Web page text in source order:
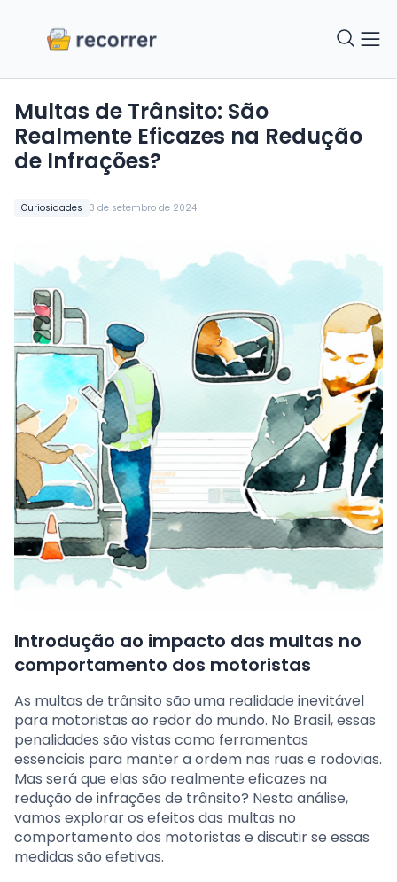
Curiosidades 3 de setembro de 2024
Multas de Trânsito: São
Realmente Eficazes na Redução
de Infrações?
Introdução ao impacto das multas no
comportamento dos motoristas
As multas de trânsito são uma realidade inevitável
para motoristas ao redor do mundo. No Brasil, essas
penalidades são vistas como ferramentas
essenciais para manter a ordem nas ruas e rodovias.
Mas será que elas são realmente eficazes na
redução de infrações de trânsito? Nesta análise,
vamos explorar os efeitos das multas no
comportamento dos motoristas e discutir se essas
medidas são efetivas.